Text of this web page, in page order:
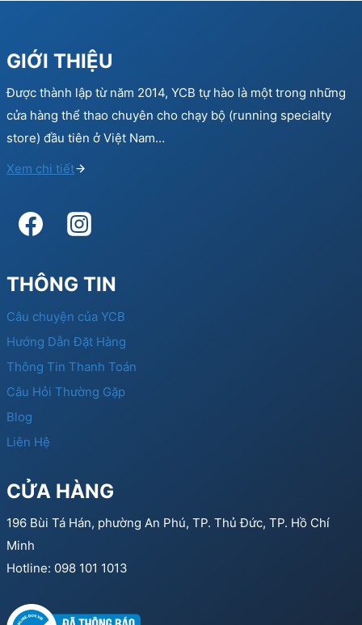
GIỚI THIỆU
Được thành lập từ năm 2014, YCB tự hào là một trong những
cửa hàng thể thao chuyên cho chạy bộ (running specialty
store) đầu tiên ở Việt Nam…
Xem chi tiết
THÔNG TIN
Câu chuyện của YCB
Hướng Dẫn Đặt Hàng
Thông Tin Thanh Toán
Câu Hỏi Thường Gặp
Blog
Liên Hệ
CỬA HÀNG
196 Bùi Tá Hán, phường An Phú, TP. Thủ Đức, TP. Hồ Chí
Minh
Hotline: 098 101 1013